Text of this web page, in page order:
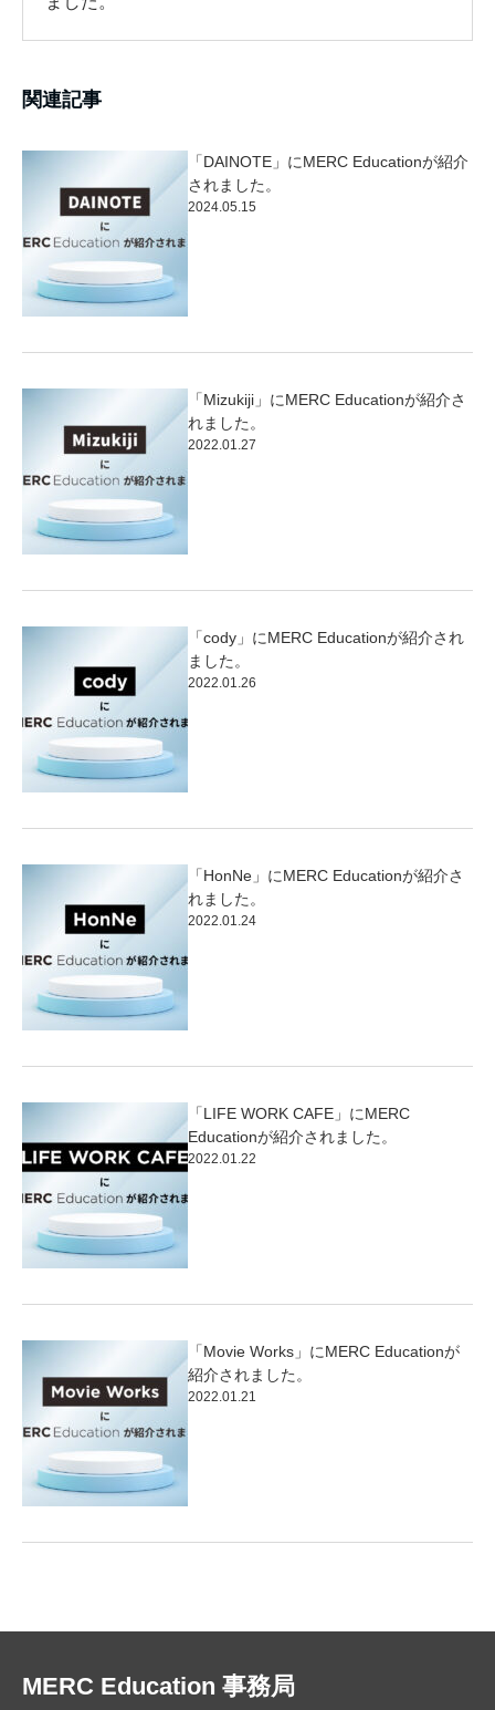
関連記事
「DAINOTE」にMERC Educationが紹介
されました。
2024.05.15
「Mizukiji」にMERC Educationが紹介さ
れました。
2022.01.27
「cody」にMERC Educationが紹介され
ました。
2022.01.26
「HonNe」にMERC Educationが紹介さ
れました。
2022.01.24
「LIFE WORK CAFE」にMERC
Educationが紹介されました。
2022.01.22
「Movie Works」にMERC Educationが
紹介されました。
2022.01.21
MERC Education 事務局